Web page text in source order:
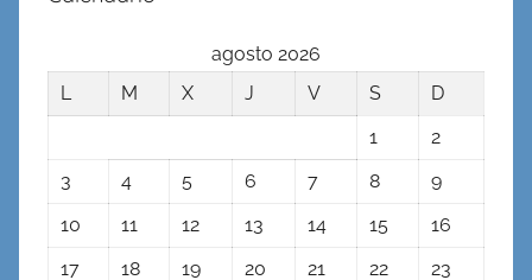
agosto 2026
L
M X J V S
D
1
2
3
4 5 6 7 8
9
10
11 12 13 14 15
16
17
18 19 20 21 22 23